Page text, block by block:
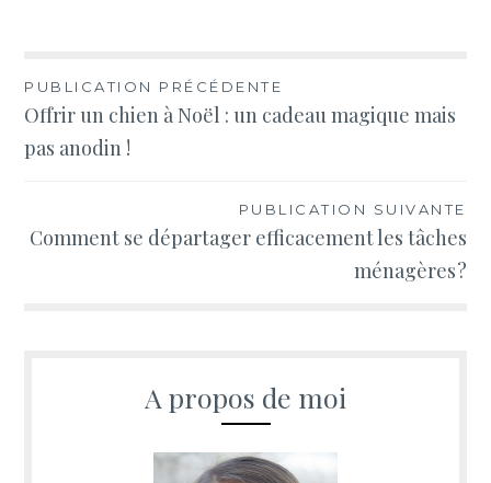
d’acheminem
ent postal
t la
consommatio
n locale
Navigation
de
l’article
PUBLICATION PRÉCÉDENTE
Offrir un chien à Noël : un cadeau magique mais
pas anodin !
PUBLICATION SUIVANTE
Comment se départager efficacement les tâches
ménagères ?
A propos de moi